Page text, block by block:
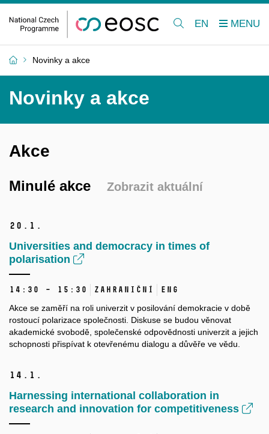
EN
Novinky a akce
Novinky a akce
Akce
Minulé akce Zobrazit aktuální
20. 1.
Universities and democracy in times of
polarisation
14:30 – 15:30 Zahraniční ENG
Akce se zaměří na roli univerzit v posilování demokracie v době
rostoucí polarizace společnosti. Diskuse se budou věnovat
akademické svobodě, společenské odpovědnosti univerzit a jejich
schopnosti přispívat k otevřenému dialogu a důvěře ve vědu.
14. 1.
Harnessing international collaboration in
research and innovation for competitiveness